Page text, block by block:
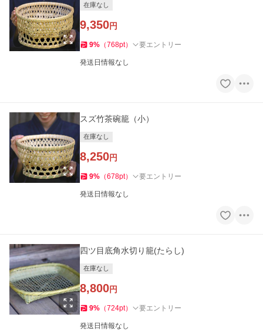
在庫なし
9,350円
9% （768pt） 要エントリー
発送日情報なし
スズ竹茶碗籠（小）
在庫なし
8,250円
9% （678pt） 要エントリー
発送日情報なし
四ツ目底角水切り籠(たらし)
在庫なし
8,800円
9% （724pt） 要エントリー
発送日情報なし